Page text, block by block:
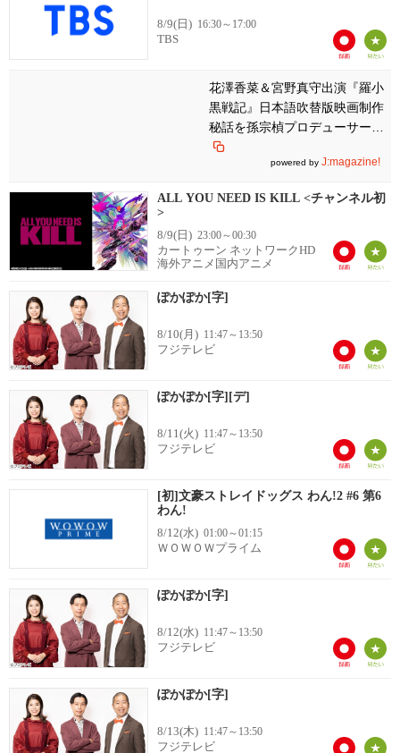
8/9(日) 16:30～17:00
TBS
花澤香菜＆宮野真守出演『羅小
黒戦記』日本語吹替版映画制作
秘話を孫宗楨プロデューサーが
明かす！
powered by J:magazine!
ALL YOU NEED IS KILL <チャンネル初
>
8/9(日) 23:00～00:30
カートゥーン ネットワークHD
海外アニメ国内アニメ
ぽかぽか[字]
8/10(月) 11:47～13:50
フジテレビ
ぽかぽか[字][デ]
8/11(火) 11:47～13:50
フジテレビ
[初]文豪ストレイドッグス わん!2 #6 第6
わん!
8/12(水) 01:00～01:15
ＷＯＷＯＷプライム
ぽかぽか[字]
8/12(水) 11:47～13:50
フジテレビ
ぽかぽか[字]
8/13(木) 11:47～13:50
フジテレビ